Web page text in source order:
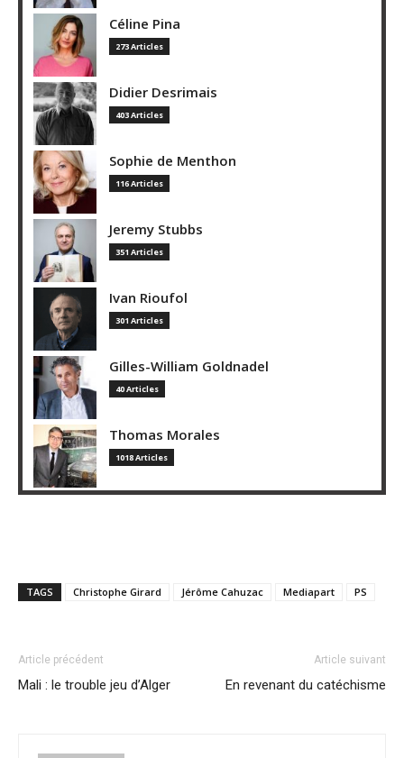
Céline Pina
273 Articles
Didier Desrimais
403 Articles
Sophie de Menthon
116 Articles
Jeremy Stubbs
351 Articles
Ivan Rioufol
301 Articles
Gilles-William Goldnadel
40 Articles
Thomas Morales
1018 Articles
TAGS Christophe Girard Jérôme Cahuzac Mediapart PS
Article précédent
Mali : le trouble jeu d’Alger
Article suivant
En revenant du catéchisme